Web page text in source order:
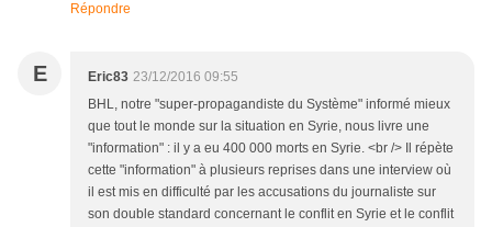
Répondre
E Eric83 23/12/2016 09:55
BHL, notre "super-propagandiste du Système" informé mieux
que tout le monde sur la situation en Syrie, nous livre une
"information" : il y a eu 400 000 morts en Syrie. <br /> Il répète
cette "information" à plusieurs reprises dans une interview où
il est mis en difficulté par les accusations du journaliste sur
son double standard concernant le conflit en Syrie et le conflit